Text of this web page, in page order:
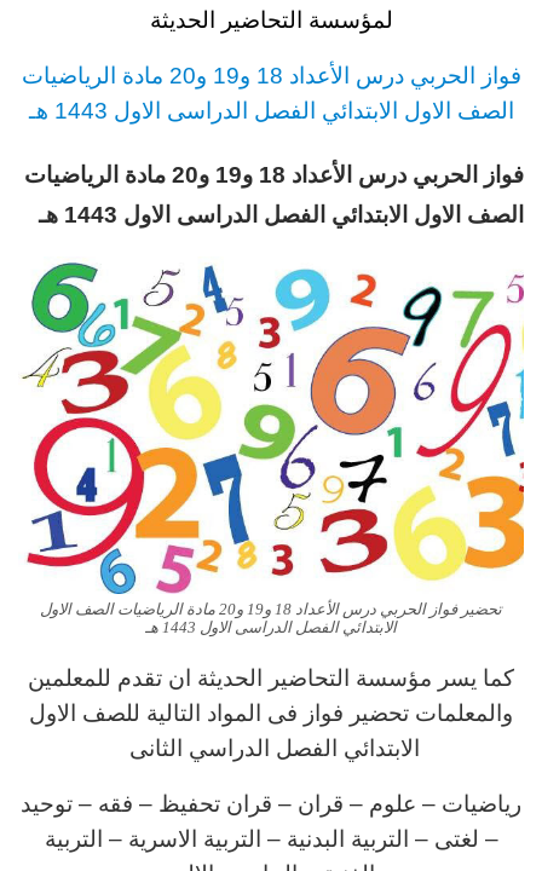
لمؤسسة التحاضير الحديثة
فواز الحربي درس الأعداد 18 و19 و20 مادة الرياضيات
الصف الاول الابتدائي الفصل الدراسى الاول 1443 هـ
فواز الحربي درس الأعداد 18 و19 و20 مادة الرياضيات
الصف الاول الابتدائي الفصل الدراسى الاول 1443 هـ
تحضير فواز الحربي درس الأعداد 18 و19 و20 مادة الرياضيات الصف الاول
الابتدائي الفصل الدراسى الاول 1443 هـ
كما يسر مؤسسة التحاضير الحديثة ان تقدم للمعلمين
والمعلمات تحضير فواز فى المواد التالية للصف الاول
الابتدائي الفصل الدراسي الثانى
رياضيات – علوم – قران – قران تحفيظ – فقه – توحيد
– لغتى – التربية البدنية – التربية الاسرية – التربية